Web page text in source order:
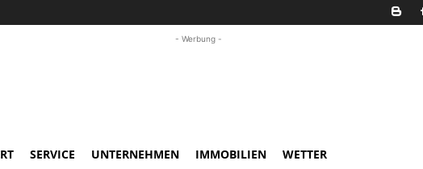
- Werbung -
SERVICE UNTERNEHMEN IMMOBILIEN WETTER